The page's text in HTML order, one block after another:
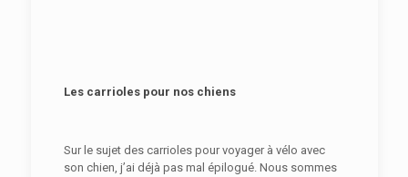
Les carrioles pour nos chiens
Sur le sujet des carrioles pour voyager à vélo avec
son chien, j’ai déjà pas mal épilogué. Nous sommes